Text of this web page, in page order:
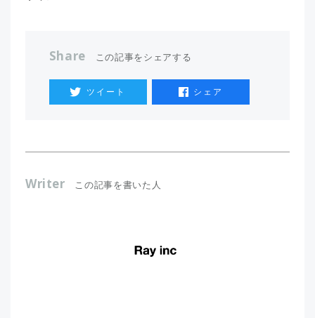
Share この記事をシェアする
ツイート シェア
Writer この記事を書いた人